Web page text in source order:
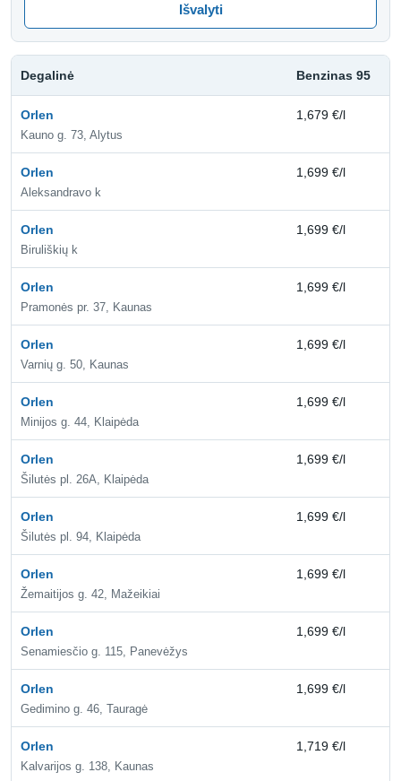
Išvalyti
Degalinė Benzinas 95
Orlen
Kauno g. 73, Alytus
1,679 €/l
Orlen
Aleksandravo k
1,699 €/l
Orlen
Biruliškių k
1,699 €/l
Orlen
Pramonės pr. 37, Kaunas
1,699 €/l
Orlen
Varnių g. 50, Kaunas
1,699 €/l
Orlen
Minijos g. 44, Klaipėda
1,699 €/l
Orlen
Šilutės pl. 26A, Klaipėda
1,699 €/l
Orlen
Šilutės pl. 94, Klaipėda
1,699 €/l
Orlen
Žemaitijos g. 42, Mažeikiai
1,699 €/l
Orlen
Senamiesčio g. 115, Panevėžys
1,699 €/l
Orlen
Gedimino g. 46, Tauragė
1,699 €/l
Orlen
Kalvarijos g. 138, Kaunas
1,719 €/l